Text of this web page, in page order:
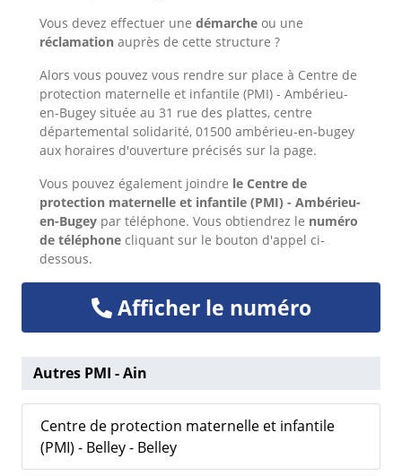
Vous devez effectuer une démarche ou une
réclamation auprès de cette structure ?
Alors vous pouvez vous rendre sur place à Centre de
protection maternelle et infantile (PMI) - Ambérieu-
en-Bugey située au 31 rue des plattes, centre
départemental solidarité, 01500 ambérieu-en-bugey
aux horaires d'ouverture précisés sur la page.
Vous pouvez également joindre le Centre de
protection maternelle et infantile (PMI) - Ambérieu-
en-Bugey par téléphone. Vous obtiendrez le numéro
de téléphone cliquant sur le bouton d'appel ci-
dessous.
Afficher le numéro
Autres PMI - Ain
Centre de protection maternelle et infantile
(PMI) - Belley - Belley